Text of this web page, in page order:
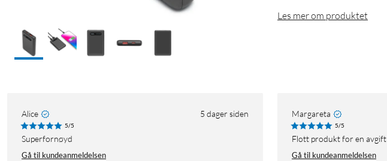
Les mer om produktet
Alice 5 dager siden
5/5
Superfornøyd
Gå til kundeanmeldelsen
Margareta
5/5
Flott produkt for en avgift
Gå til kundeanmeldelsen